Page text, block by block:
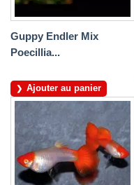
Guppy Endler Mix
Poecillia...
Ajouter au panier